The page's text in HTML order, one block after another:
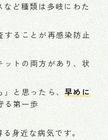
など種類は多岐にわた
することが再感染防止
トの両方があり、状
」と思ったら、早めに
る第一歩
身近な病気です。